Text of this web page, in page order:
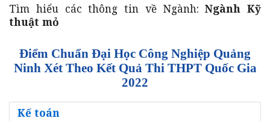
Tìm hiểu các thông tin về Ngành:Ngành Kỹ
thuật mỏ
Điểm Chuẩn Đại Học Công Nghiệp Quảng
Ninh Xét Theo Kết Quả Thi THPT Quốc Gia
2022
Kế toán